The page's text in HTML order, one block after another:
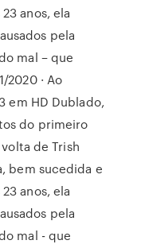
anos, ela
pela
mal – que
2020 · Ao
em HD Dublado,
do primeiro
de Trish
bem sucedida e
anos, ela
pela
mal - que